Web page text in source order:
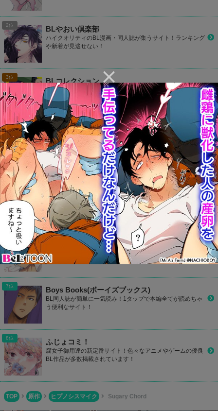
BLやおい倶楽部
ハイクオリティのBL漫画・同人誌が集うサイト！ランキング
や新着が見逃せない！
BLコレクション
他のサイトと比べて冊数はTOPレベル！どんどんお気に入り
作品を見つけて登録しよう！
CP Library
お好きなカップリングをお気に入り登録して1タップでラク
ラク読もう！
カプコミ
かわいいデザインのBLサイト！気になるBL作品をマイリス
ト登録して読めたり、ランキングで人気作品が丸わかり！
801Books(ヤオイブックス)
毎日何冊も更新されているBL作品をチェック！検索機能も充
実しているので探したい同人誌が見つかるはず！
Boys Books(ボーイズブックス)
BL同人誌が簡単に一気読み！1タップで本編全てが読めちゃ
う便利なサイト！
ふじょコミ！
腐女子御用達の新定番サイト！色々なアニメやゲームの優良
BL作品が多数掲載されています！
TOP 原作 ヒプノシスマイク Sugary Chord